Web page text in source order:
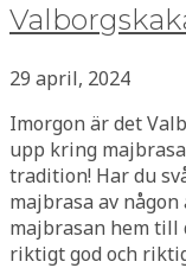
29 april, 2024
Imorgon är det
upp kring
tradition! Har du
majbrasa av
majbrasan hem till
riktigt god och